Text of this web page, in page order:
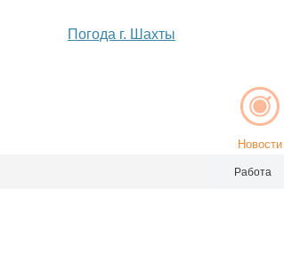
Погода г. Шахты
Новости
Работа